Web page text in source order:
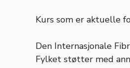
Kurs som er aktuelle
Den Internasjonale
Fylket støtter med